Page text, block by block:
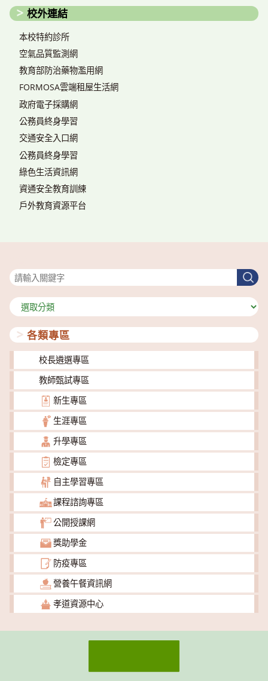
校外連結
本校特約診所
空氣品質監測網
教育部防治藥物濫用網
FORMOSA雲端租屋生活網
政府電子採購網
公務員終身學習
交通安全入口網
公務員終身學習
綠色生活資訊網
資通安全教育訓練
戶外教育資源平台
搜
尋
分
類
各類專區
校長遴選專區
教師甄試專區
新生專區
生涯專區
升學專區
檢定專區
自主學習專區
課程諮詢專區
公開授課網
獎助學金
防疫專區
營養午餐資訊網
孝道資源中心